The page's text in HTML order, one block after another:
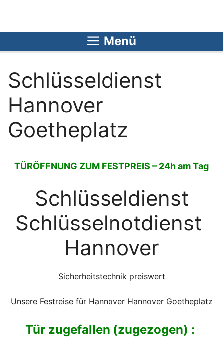
springen
Menü
Schlüsseldienst
Hannover
Goetheplatz
TÜRÖFFNUNG ZUM FESTPREIS – 24h am Tag
Schlüsseldienst
Schlüsselnotdienst
Hannover
Sicherheitstechnik preiswert
Unsere Festreise für Hannover Hannover Goetheplatz
Tür zugefallen (zugezogen) :